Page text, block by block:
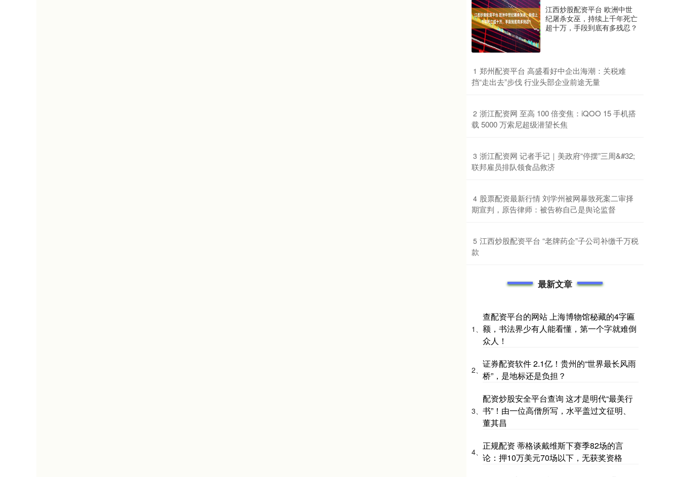
江西炒股配资平台 欧洲中世
纪屠杀女巫，持续上千年死亡
超十万，手段到底有多残忍？
1 ​郑州配资平台 高盛看好中企出海潮：关税难
挡“走出去”步伐 行业头部企业前途无量
2 ​浙江配资网 至高 100 倍变焦：iQOO 15 手机搭
载 5000 万索尼超级潜望长焦
3 ​浙江配资网 记者手记｜美政府“停摆”三周&#32;
联邦雇员排队领食品救济
4 ​股票配资最新行情 刘学州被网暴致死案二审择
期宣判，原告律师：被告称自己是舆论监督
5 ​江西炒股配资平台 “老牌药企”子公司补缴千万税
款
最新文章
1、
查配资平台的网站 上海博物馆秘藏的4字匾
额，书法界少有人能看懂，第一个字就难倒
众人！
2、
证券配资软件 2.1亿！贵州的“世界最长风雨
桥”，是地标还是负担？
3、
配资炒股安全平台查询 这才是明代“最美行
书”！由一位高僧所写，水平盖过文征明、
董其昌
4、
正规配资 蒂格谈戴维斯下赛季82场的言
论：押10万美元70场以下，无获奖资格